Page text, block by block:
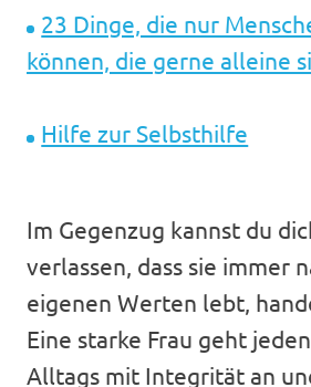
23 Dinge, die nur
können, die gerne alleine
Hilfe zur Selbsthilfe
Im Gegenzug kannst du
verlassen, dass sie immer
eigenen Werten lebt,
Eine starke Frau geht
Alltags mit Integrität an